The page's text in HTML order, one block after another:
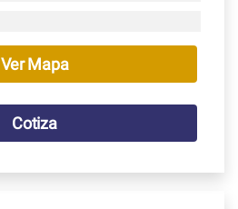
Ver Mapa
Cotiza